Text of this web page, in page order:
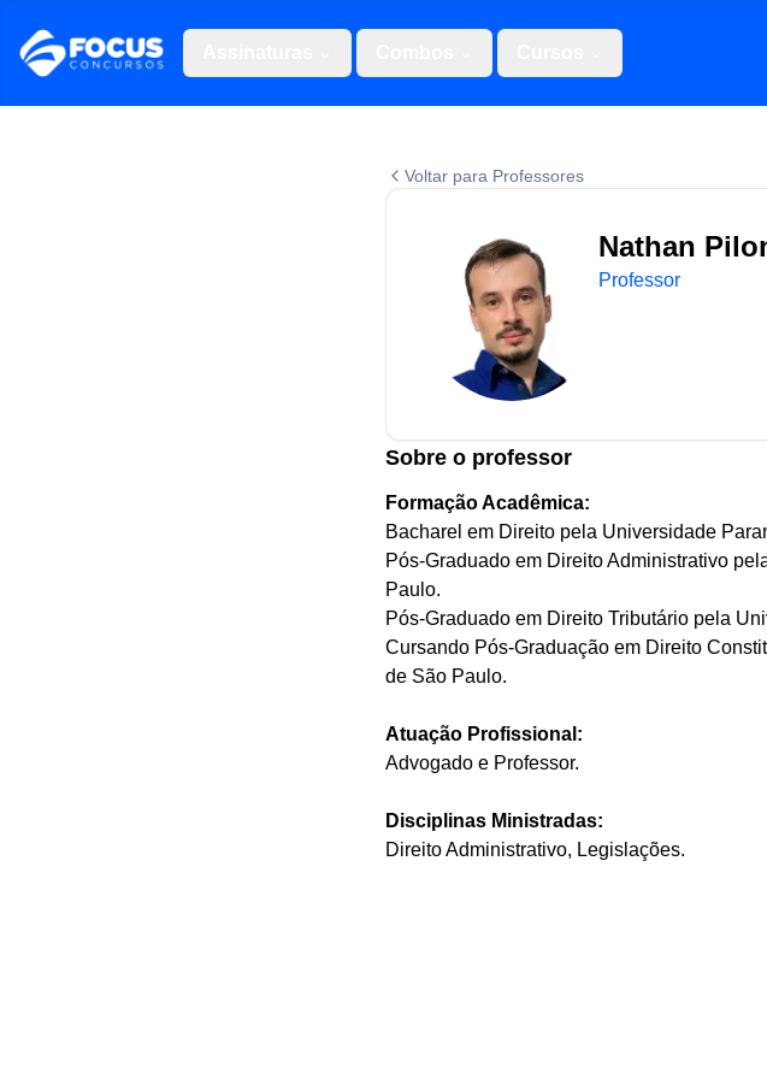
Voltar para Professores
Nathan
Professor
Sobre o professor
Formação Acadêmica:
Bacharel em Direito pela Universidade
Pós-Graduado em Direito Administrativo
Paulo.
Pós-Graduado em Direito Tributário pela
Cursando Pós-Graduação em Direito
de São Paulo.
Atuação Profissional:
Advogado e Professor.
Disciplinas Ministradas:
Direito Administrativo, Legislações.